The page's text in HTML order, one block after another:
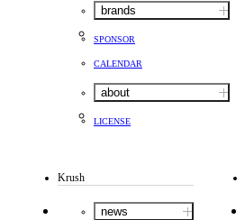
brands
SPONSOR
CALENDAR
about
LICENSE
Krush
news